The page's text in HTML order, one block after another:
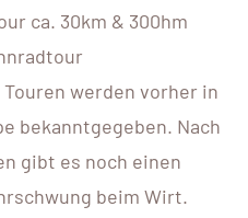
ca. 30km & 300hm
werden vorher in
bekanntgegeben. Nach
gibt es noch einen
beim Wirt.